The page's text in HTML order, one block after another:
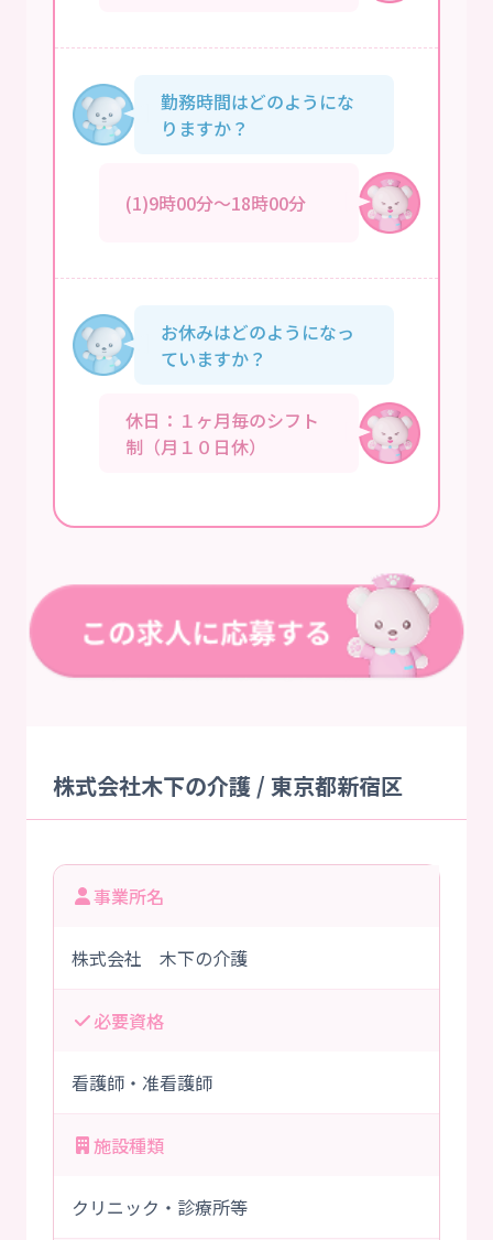
勤務時間はどのようにな
りますか？
(1)9時00分～18時00分
お休みはどのようになっ
ていますか？
休日：１ヶ月毎のシフト
制（月１０日休）
株式会社木下の介護 / 東京都新宿区
事業所名
株式会社 木下の介護
必要資格
看護師・准看護師
施設種類
クリニック・診療所等